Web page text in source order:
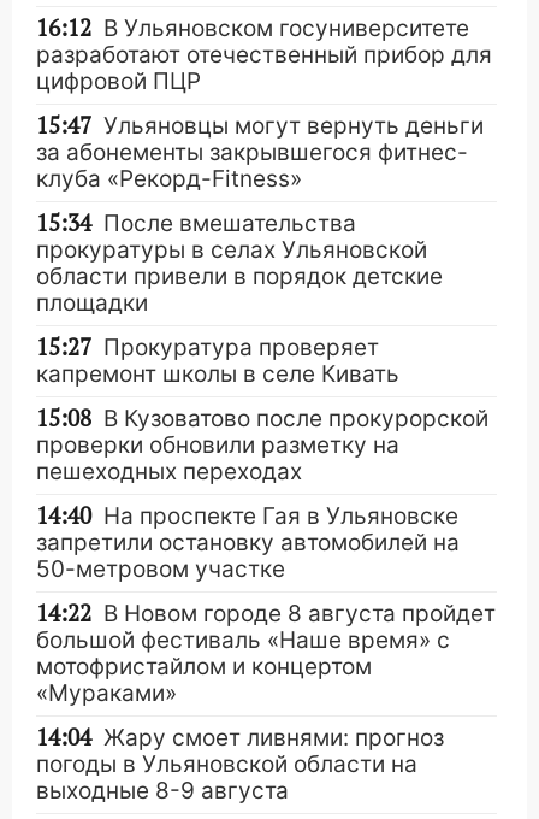
16:12 В Ульяновском госуниверситете
разработают отечественный прибор для
цифровой ПЦР
15:47 Ульяновцы могут вернуть деньги
за абонементы закрывшегося фитнес-
клуба «Рекорд-Fitness»
15:34 После вмешательства
прокуратуры в селах Ульяновской
области привели в порядок детские
площадки
15:27 Прокуратура проверяет
капремонт школы в селе Кивать
15:08 В Кузоватово после прокурорской
проверки обновили разметку на
пешеходных переходах
14:40 На проспекте Гая в Ульяновске
запретили остановку автомобилей на
50-метровом участке
14:22 В Новом городе 8 августа пройдет
большой фестиваль «Наше время» с
мотофристайлом и концертом
«Мураками»
14:04 Жару смоет ливнями: прогноз
погоды в Ульяновской области на
выходные 8-9 августа